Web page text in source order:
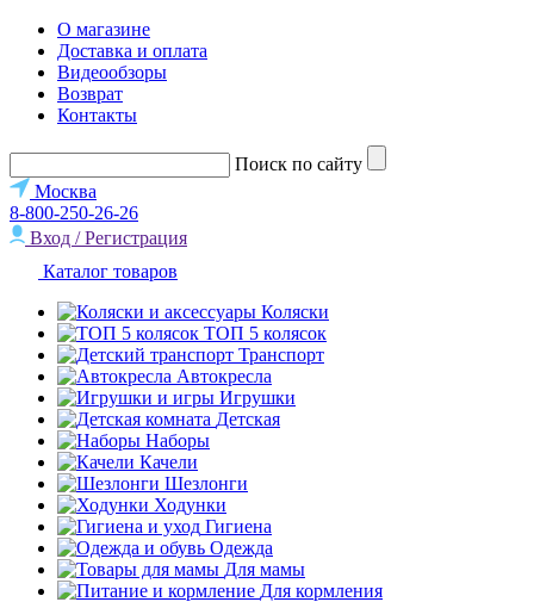
О магазине
Доставка и оплата
Видеообзоры
Возврат
Контакты
Поиск по сайту
Москва
8-800-250-26-26
Вход / Регистрация
Каталог товаров
Коляски
ТОП 5 колясок
Транспорт
Автокресла
Игрушки
Детская
Наборы
Качели
Шезлонги
Ходунки
Гигиена
Одежда
Для мамы
Для кормления